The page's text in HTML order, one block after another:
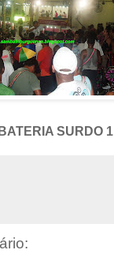
BATERIA SURDO 1